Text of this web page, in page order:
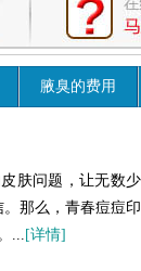
腋臭的费用
肤问题，让无数
那么，青春痘痘
... [详情]